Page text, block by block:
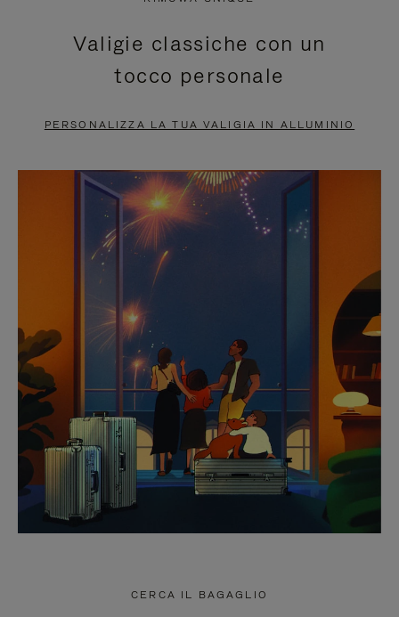
PAUSA,
PREMERE
METTERLO
PAUSA
PREMI
PER
ATTIVARE
Valigie classiche con un
tocco personale
PERSONALIZZA LA TUA VALIGIA IN ALLUMINIO
CERCA IL BAGAGLIO